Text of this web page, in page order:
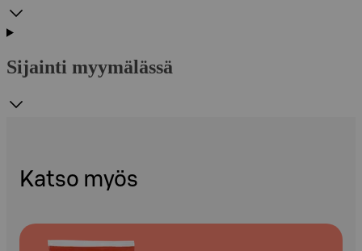
Sijainti myymälässä
Katso myös